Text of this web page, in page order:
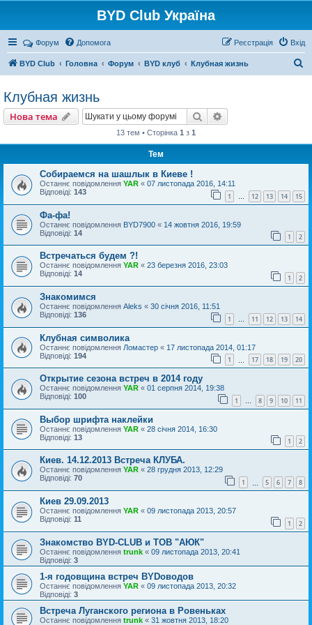
BYD Club Україна
Форум Допомога Вхід
Реєстрація
BYD Club Головна Форум BYD клуб Клубная жизнь
Клубная жизнь
Нова тема
Нова тема Пошук
13 тем • Сторінка 1 з 1
Тем
Собираемся на шашлык в Киеве !
Останнє повідомлення YAR « 07 листопада 2016, 14:11
Відповіді: 143 1 … 12 13 14 15
Фа-фа!
Останнє повідомлення BYD7900 « 14 жовтня 2016, 19:59
Відповіді: 14 1 2
Встречаться будем ?!
Останнє повідомлення YAR « 23 березня 2016, 23:03
Відповіді: 14 1 2
Знакомимся
Останнє повідомлення Aleks « 30 січня 2016, 11:51
Відповіді: 136 1 … 11 12 13 14
Клубная символика
Останнє повідомлення Ломастер « 17 листопада 2014, 01:17
Відповіді: 194 1 17 18 19 20
Открытие сезона встреч в 2014 году
Останнє повідомлення YAR « 01 серпня 2014, 19:38
Відповіді: 100 1 … 8 9 10 11
Выбор шрифта наклейки
Останнє повідомлення YAR « 28 січня 2014, 16:30
Відповіді: 13 1 2
Киев. 14.12.2013 Встреча КЛУБА.
Останнє повідомлення YAR « 28 грудня 2013, 12:29
Відповіді: 70 1 5 6 7 8
Киев 29.09.2013
Останнє повідомлення YAR « 09 листопада 2013, 20:57
Відповіді: 11 1 2
Знакомство BYD-CLUB и ТОВ "АЮК"
Останнє повідомлення trunk « 09 листопада 2013, 20:41
Відповіді: 3
1-я годовщина встреч BYDоводов
Останнє повідомлення YAR « 09 листопада 2013, 20:32
Відповіді: 3
Встреча Луганского региона в Ровеньках
Останнє повідомлення trunk « 31 жовтня 2013, 18:20